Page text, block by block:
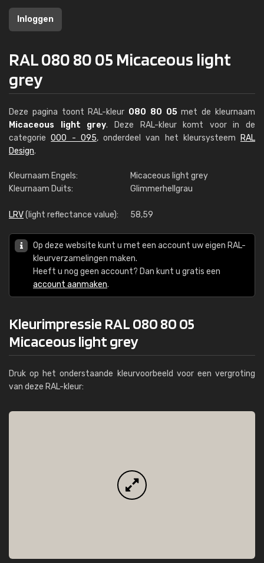
Inloggen
RAL 080 80 05 Micaceous light
grey
Deze pagina toont RAL-kleur 080 80 05met de kleurnaam
Micaceous light grey. Deze RAL-kleur komt voor in de
categorie000 - 095, onderdeel van het kleursysteem
RAL
Design.
Kleurnaam Engels:
Micaceous light grey
Kleurnaam Duits:
Glimmerhellgrau
LRV(light reflectance value): 58,59
Op deze website kunt u met een account uw eigen RAL-
kleurverzamelingen maken.
Heeft u nog geen account? Dan kunt u gratis een
account aanmaken.
Kleurimpressie RAL 080 80 05
Micaceous light grey
Druk op het onderstaande kleurvoorbeeld voor een vergroting
van deze RAL-kleur: